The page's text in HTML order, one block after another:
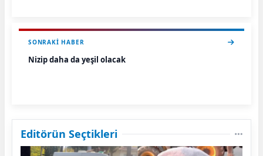
SONRAKI HABER
Nizip daha da yeşil olacak
Editörün Seçtikleri